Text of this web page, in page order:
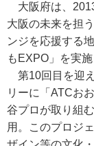
大阪府は、
大阪の未来を担
ンジを応援する
もEXPO」を実施
第10回目を迎
リーに「ATCお
谷プロが取り組
用。このプロジ